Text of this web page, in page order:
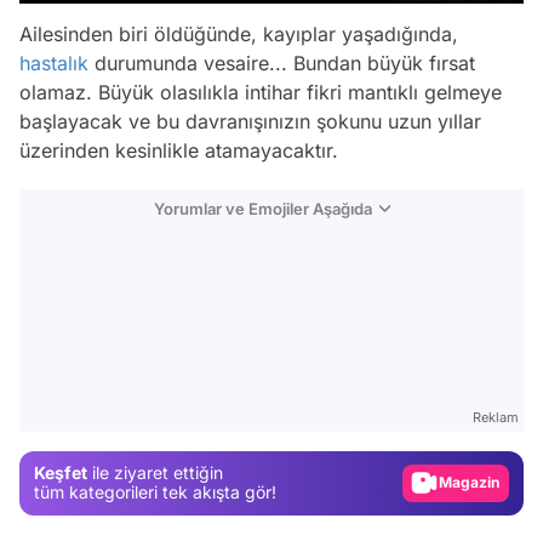
Ailesinden biri öldüğünde, kayıplar yaşadığında,
hastalık durumunda vesaire... Bundan büyük fırsat
olamaz. Büyük olasılıkla intihar fikri mantıklı gelmeye
başlayacak ve bu davranışınızın şokunu uzun yıllar
üzerinden kesinlikle atamayacaktır.
Yorumlar ve Emojiler Aşağıda
Reklam
Keşfet ile ziyaret ettiğin
tüm kategorileri tek akışta gör!
Video